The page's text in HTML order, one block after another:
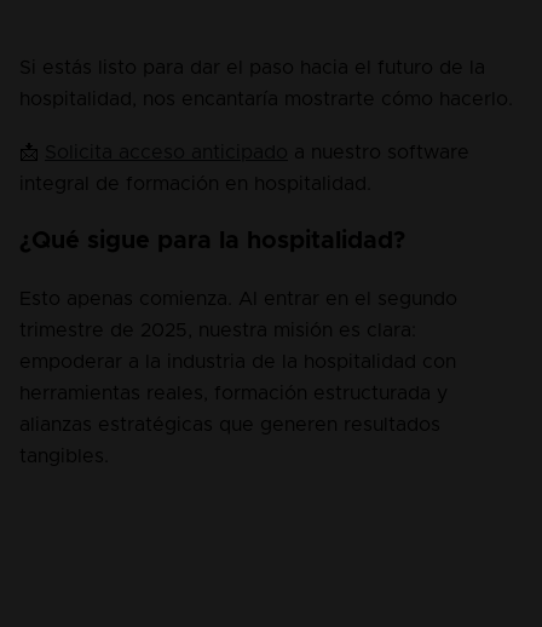
Si estás listo para dar el paso hacia el futuro de la
hospitalidad, nos encantaría mostrarte cómo hacerlo.
📩
a nuestro software
integral de formación en hospitalidad.
¿Qué sigue para la hospitalidad?
Esto apenas comienza. Al entrar en el segundo
trimestre de 2025, nuestra misión es clara:
empoderar a la industria de la hospitalidad con
herramientas reales, formación estructurada y
alianzas estratégicas que generen resultados
tangibles.